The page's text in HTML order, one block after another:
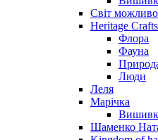
Світ
Heritage Crafts
Флора
Фауна
Люди
Леля
Марічка
Шаменко